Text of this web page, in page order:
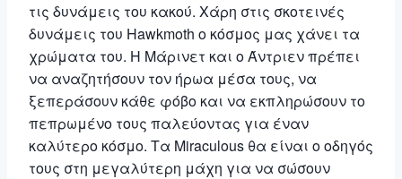
τις δυνάμεις του κακού. Χάρη στις σκοτεινές
δυνάμεις του Hawkmoth o κόσμος μας χάνει τα
χρώματα του. Η Μάρινετ και ο Άντριεν πρέπει
να αναζητήσουν τον ήρωα μέσα τους, να
ξεπεράσουν κάθε φόβο και να εκπληρώσουν το
πεπρωμένο τους παλεύοντας για έναν
καλύτερο κόσμο. Τα Miraculous θα είναι ο οδηγός
τους στη μεγαλύτερη μάχη για να σώσουν